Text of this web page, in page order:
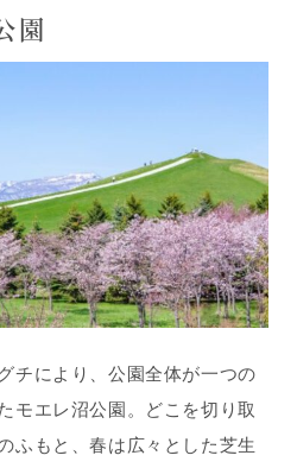
園
チにより、公園全体が一つの
モエレ沼公園。どこを切り取
ふもと、春は広々とした芝生